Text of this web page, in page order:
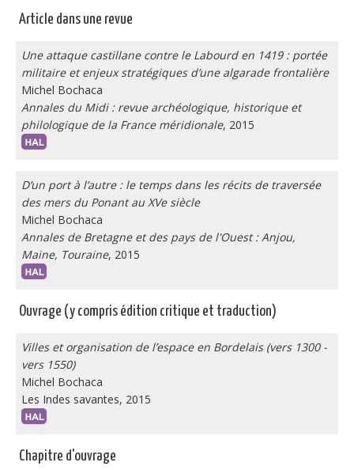
Article dans une revue
Une attaque castillane contre le Labourd en 1419 : portée
militaire et enjeux stratégiques d’une algarade frontalière
Michel Bochaca
Annales du Midi : revue archéologique, historique et
philologique de la France méridionale, 2015
D’un port à l’autre : le temps dans les récits de traversée
des mers du Ponant au XVe siècle
Michel Bochaca
Annales de Bretagne et des pays de l'Ouest : Anjou,
Maine, Touraine, 2015
Ouvrage (y compris édition critique et traduction)
Villes et organisation de l’espace en Bordelais (vers 1300 -
vers 1550)
Michel Bochaca
Les Indes savantes, 2015
Chapitre d'ouvrage